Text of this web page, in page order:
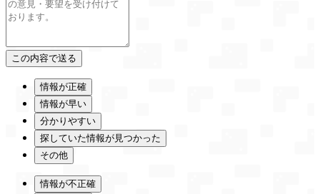
情報が正確
情報が早い
分かりやすい
探していた情報が見つかった
その他
情報が不正確